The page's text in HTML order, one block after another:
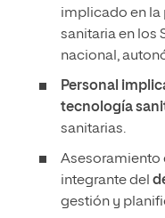
implicado en
sanitaria en los
nacional,
Personal
tecnología
sanitarias.
Asesoramiento
integrante del
gestión y